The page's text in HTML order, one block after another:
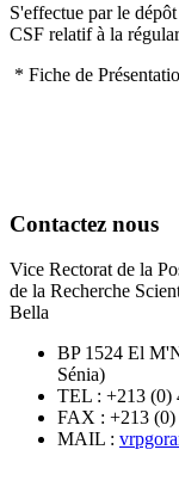
S'effectue par le
CSF relatif à la
* Fiche de
Contactez nous
Vice Rectorat de la
de la Recherche
Bella
BP 1524 El
Sénia)
TEL : +213 (0)
FAX : +213 (0)
MAIL :